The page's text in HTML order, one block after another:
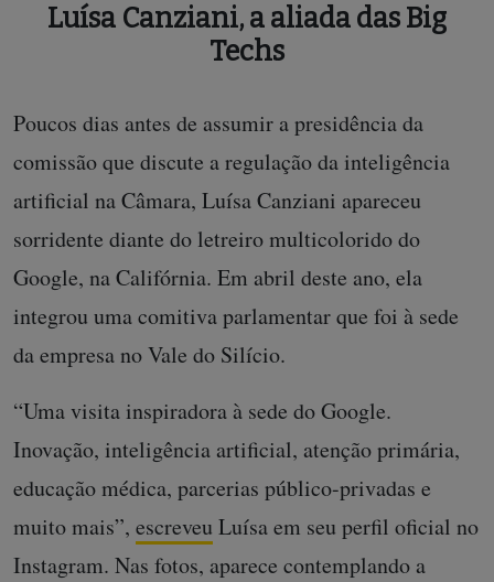
Luísa Canziani, a aliada das Big
Techs
Poucos dias antes de assumir a presidência da
comissão que discute a regulação da inteligência
artificial na Câmara, Luísa Canziani apareceu
sorridente diante do letreiro multicolorido do
Google, na Califórnia. Em abril deste ano, ela
integrou uma comitiva parlamentar que foi à sede
da empresa no Vale do Silício.
“Uma visita inspiradora à sede do Google.
Inovação, inteligência artificial, atenção primária,
educação médica, parcerias público-privadas e
muito mais”, escreveu Luísa em seu perfil oficial no
Instagram. Nas fotos, aparece contemplando a